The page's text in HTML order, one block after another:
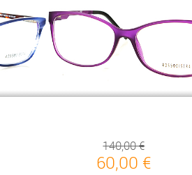
140,00 €
60,00 €